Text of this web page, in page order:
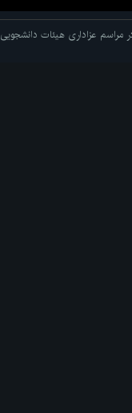
مراسم عزاداری هیئات دانشجویی